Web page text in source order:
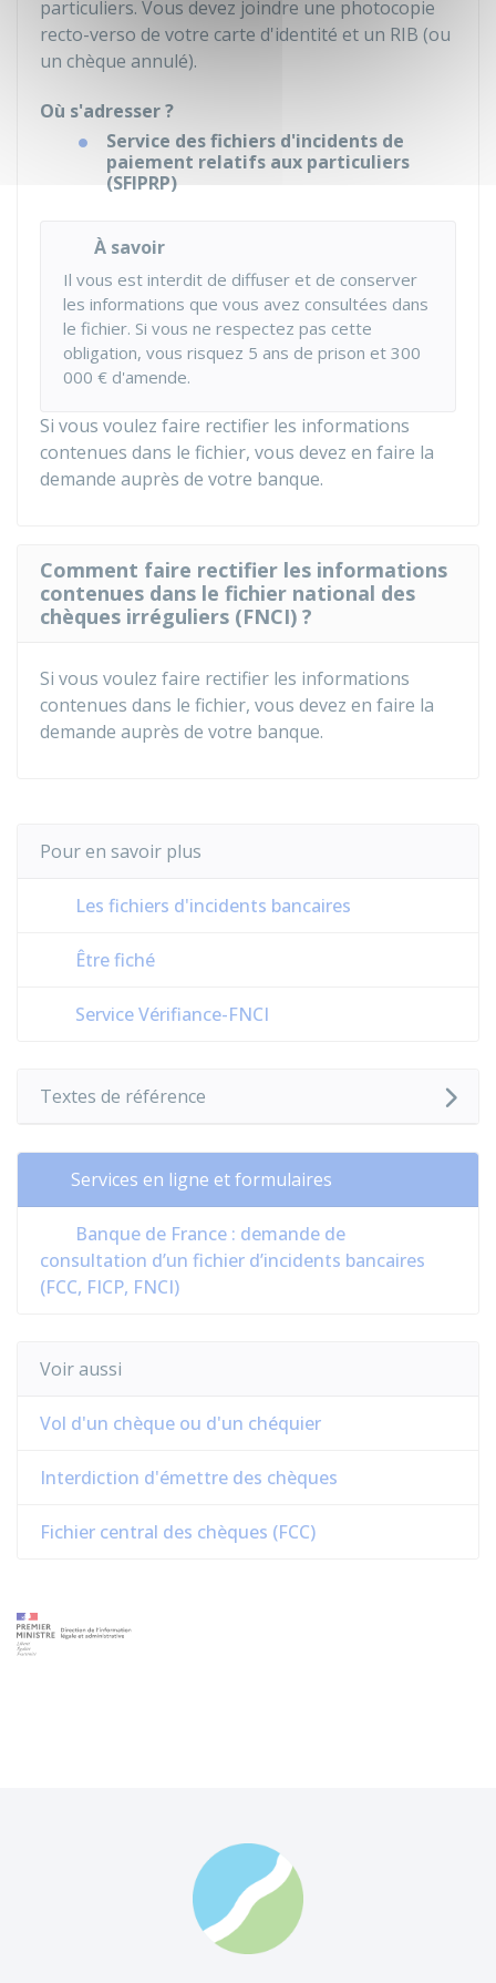
particuliers. Vous devez joindre une photocopie
recto-verso de votre carte d'identité et un RIB (ou
un chèque annulé).
Où s'adresser ?
Service des fichiers d'incidents de
paiement relatifs aux particuliers
(SFIPRP)
À savoir
Il vous est interdit de diffuser et de conserver
les informations que vous avez consultées dans
le fichier. Si vous ne respectez pas cette
obligation, vous risquez 5 ans de prison et 300
000 € d'amende.
Si vous voulez faire rectifier les informations
contenues dans le fichier, vous devez en faire la
demande auprès de votre banque.
Comment faire rectifier les informations
contenues dans le fichier national des
chèques irréguliers (FNCI) ?
Si vous voulez faire rectifier les informations
contenues dans le fichier, vous devez en faire la
demande auprès de votre banque.
Pour en savoir plus
Les fichiers d'incidents bancaires
Être fiché
Service Vérifiance-FNCI
Textes de référence
Services en ligne et formulaires
Banque de France : demande de
consultation d’un fichier d’incidents bancaires
(FCC, FICP, FNCI)
Voir aussi
Vol d'un chèque ou d'un chéquier
Interdiction d'émettre des chèques
Fichier central des chèques (FCC)